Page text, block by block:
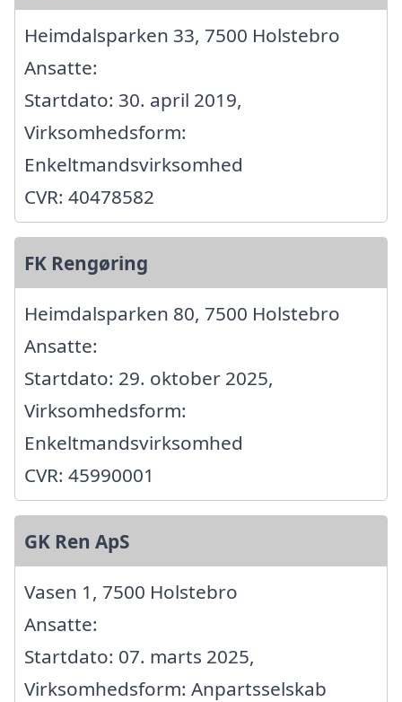
Heimdalsparken 33, 7500 Holstebro
Ansatte:
Startdato: 30. april 2019,
Virksomhedsform:
Enkeltmandsvirksomhed
CVR: 40478582
FK Rengøring
Heimdalsparken 80, 7500 Holstebro
Ansatte:
Startdato: 29. oktober 2025,
Virksomhedsform:
Enkeltmandsvirksomhed
CVR: 45990001
GK Ren ApS
Vasen 1, 7500 Holstebro
Ansatte:
Startdato: 07. marts 2025,
Virksomhedsform: Anpartsselskab